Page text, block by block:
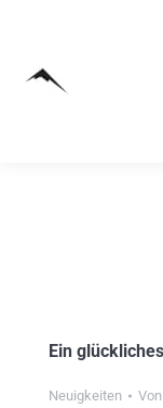
Ein
Neuigkeiten Von